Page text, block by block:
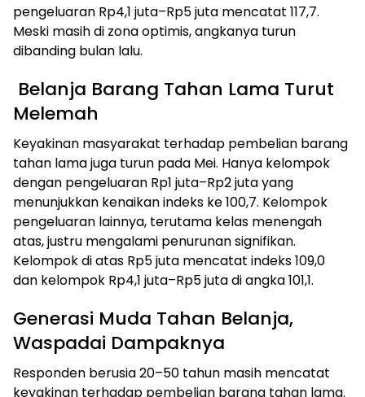
pengeluaran Rp4,1 juta–Rp5 juta mencatat 117,7.
Meski masih di zona optimis, angkanya turun
dibanding bulan lalu.
Belanja Barang Tahan Lama Turut
Melemah
Keyakinan masyarakat terhadap pembelian barang
tahan lama juga turun pada Mei. Hanya kelompok
dengan pengeluaran Rp1 juta–Rp2 juta yang
menunjukkan kenaikan indeks ke 100,7. Kelompok
pengeluaran lainnya, terutama kelas menengah
atas, justru mengalami penurunan signifikan.
Kelompok di atas Rp5 juta mencatat indeks 109,0
dan kelompok Rp4,1 juta–Rp5 juta di angka 101,1.
Generasi Muda Tahan Belanja,
Waspadai Dampaknya
Responden berusia 20–50 tahun masih mencatat
keyakinan terhadap pembelian barang tahan lama.